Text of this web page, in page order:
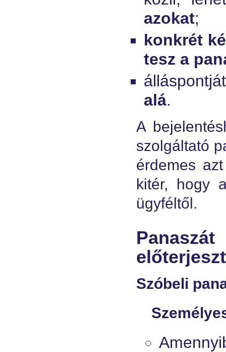
azokat;
konkrét
tesz a
alá.
A
szolgáltató
érdemes
kitér, hogy
ügyféltől.
Szóbeli